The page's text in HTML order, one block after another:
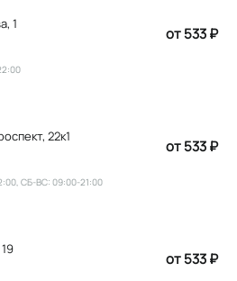
1
от 533 ₽
22к1
СБ-ВС: 09:00-21:00
от 533 ₽
от 533 ₽